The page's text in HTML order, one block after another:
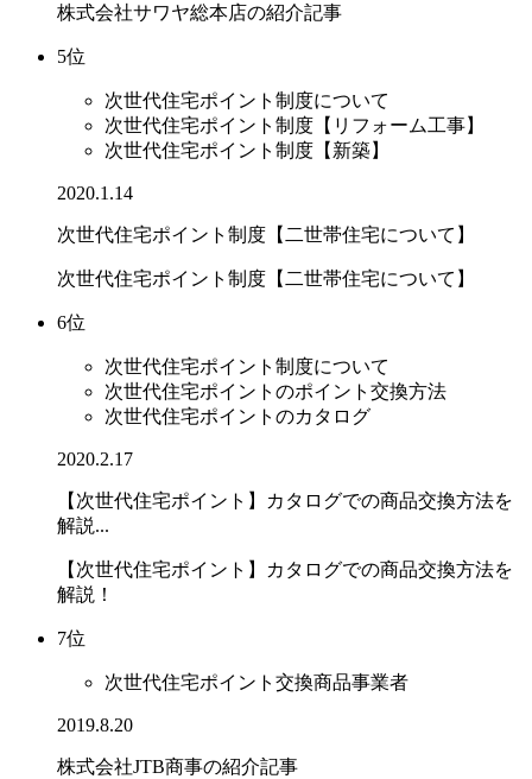
株式会社サワヤ総本店の紹介記事
5位
次世代住宅ポイント制度について
次世代住宅ポイント制度【リフォーム工事】
次世代住宅ポイント制度【新築】
2020.1.14
次世代住宅ポイント制度【二世帯住宅について】
次世代住宅ポイント制度【二世帯住宅について】
6位
次世代住宅ポイント制度について
次世代住宅ポイントのポイント交換方法
次世代住宅ポイントのカタログ
2020.2.17
【次世代住宅ポイント】カタログでの商品交換方法を
解説...
【次世代住宅ポイント】カタログでの商品交換方法を
解説！
7位
次世代住宅ポイント交換商品事業者
2019.8.20
株式会社JTB商事の紹介記事